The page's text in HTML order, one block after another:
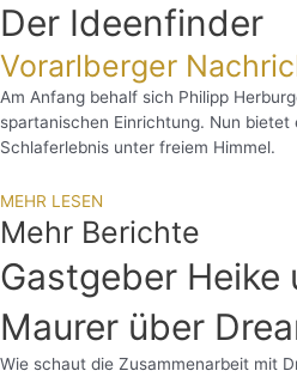
Der Ideenfinder
Vorarlberger
Am Anfang behalf sich Philipp
spartanischen Einrichtung. Nun bietet
Schlaferlebnis unter freiem Himmel.
MEHR LESEN
Mehr Berichte
Gastgeber Heike
Maurer über
Wie schaut die Zusammenarbeit mit